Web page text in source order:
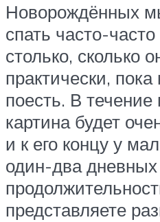
Новорождённых
спать часто-
столько, сколько
практически, пока
поесть. В течение
картина будет
и к его концу у
один-два
представляете